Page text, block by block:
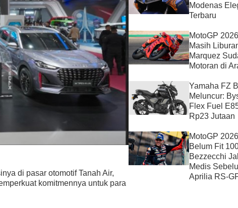
di pasar otomotif Tanah Air,
komitmennya untuk para
Modenas
Terbaru
MotoGP
Masih
Marquez
Motoran di
Yamaha FZ
Meluncur:
Flex Fuel
Rp23 Jutaan
MotoGP
Belum Fit
Bezzecchi
Medis
Aprilia RS-